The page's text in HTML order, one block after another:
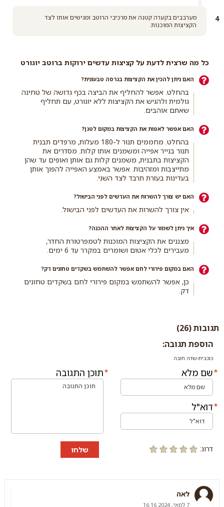
מערבבים בקערה קטנה את מרכיבי הרוטב ומגישים אותו לצד
הקציצות המוכנות.
כל מה שרצית לדעת על קציצות עדשים ירוקות ברוטב יוגורט
האם ניתן להכין את הקציצות בגרסה טבעונית?
בהחלט. אפשר להחליף את הביצה בכף גדושה של טחינה
גולמית ולהגיש את הקציצות ללא יוגורט, עם תחליף
שאתם אוהבים.
האם אפשר לאפות את הקציצות במקום לטגן?
בהחלט. מחממים תנור ל-180 מעלות, מרפדים תבנית
תנור בנייר אפייה ומשמנים אותו קלות. מסדרים את
הקציצות בתבנית, משמנים קלות גם אותן ואופים עד שהן
מתייצבות ומזהיבות. אפשר באמצע האפייה להפוך אותן
בעדינות בעזרת תרבד לצד השני.
האם יש צורך להשרות את העדשים לפני הבישול?
אין צורך להשרות את העדשים לפני הבישול.
איך ניתן לשמור על הקציצות לאחר ההכנה?
מצננים את הקציצות המוכנות לטמפרטורת החדר,
מעבירים לכלי אטום ושומרים במקרר עד 6 ימים.
האם במקום פירורי לחם אפשר להשתמש בשקדים טחונים דק?
כן, אפשר להשתמש במקום פירורי לחם בשקדים טחונים
דק.
תגובות (26)
הוספת תגובה:
כוכבית-שדה חובה
שם מלא
דוא"ל
תוכן התגובה
דרוג: שלחו
לאה
7 למאי, 2024 16:16